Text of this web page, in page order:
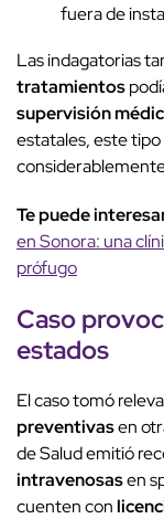
fuera de
Las indagatorias
tratamientos
supervisión
estatales, este
Te puede
en Sonora: una
prófugo
Caso
estados
El caso tomó
preventivasen
de Salud emitió
intravenosasen
cuenten con